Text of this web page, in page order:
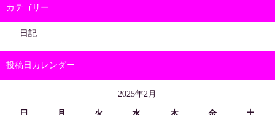
カテゴリー
日記
投稿日カレンダー
2025年2月